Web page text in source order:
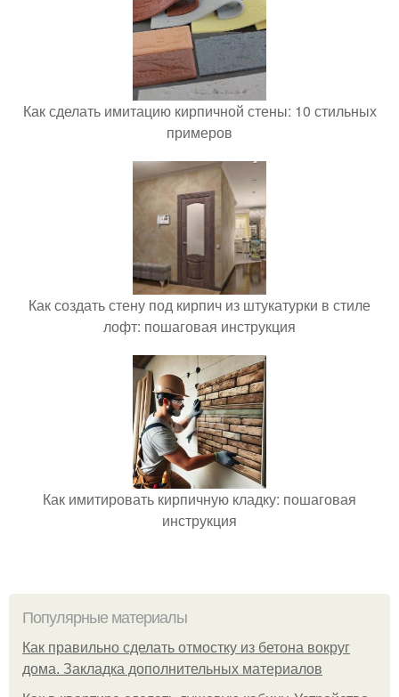
Как сделать имитацию кирпичной стены: 10 стильных
примеров
Как создать стену под кирпич из штукатурки в стиле
лофт: пошаговая инструкция
Как имитировать кирпичную кладку: пошаговая
инструкция
Популярные материалы
Как правильно сделать отмостку из бетона вокруг
дома. Закладка дополнительных материалов